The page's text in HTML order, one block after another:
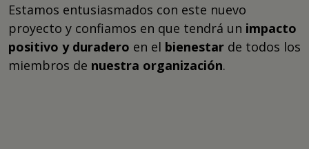
Estamos entusiasmados con este nuevo
proyecto y confiamos en que tendrá un impacto
positivo y duradero en el bienestar de todos los
miembros de nuestra organización.